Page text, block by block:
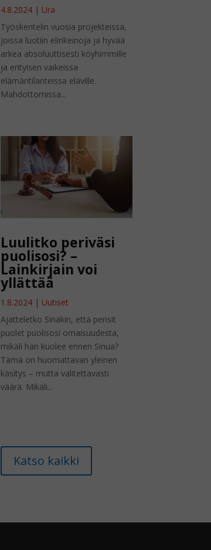
4.8.2024 | Ura
Työskentelin vuosia projekteissa,
joissa luotiin elinkeinoja ja hyvää
arkea absoluuttisesti köyhimmille
ja erityisen vaikeissa
elämäntilanteissa eläville.
Mahdottomissa...
Luulitko periväsi
puolisosi? –
Lainkirjain voi
yllättää
1.8.2024 | Uutiset
Ajatteletko Sinäkin, että perisit
puolet puolisosi omaisuudesta,
mikäli hän kuolee ennen Sinua?
Tämä on huomattavan yleinen
käsitys – mutta valitettavasti
väärä. Mikäli...
Katso kaikki